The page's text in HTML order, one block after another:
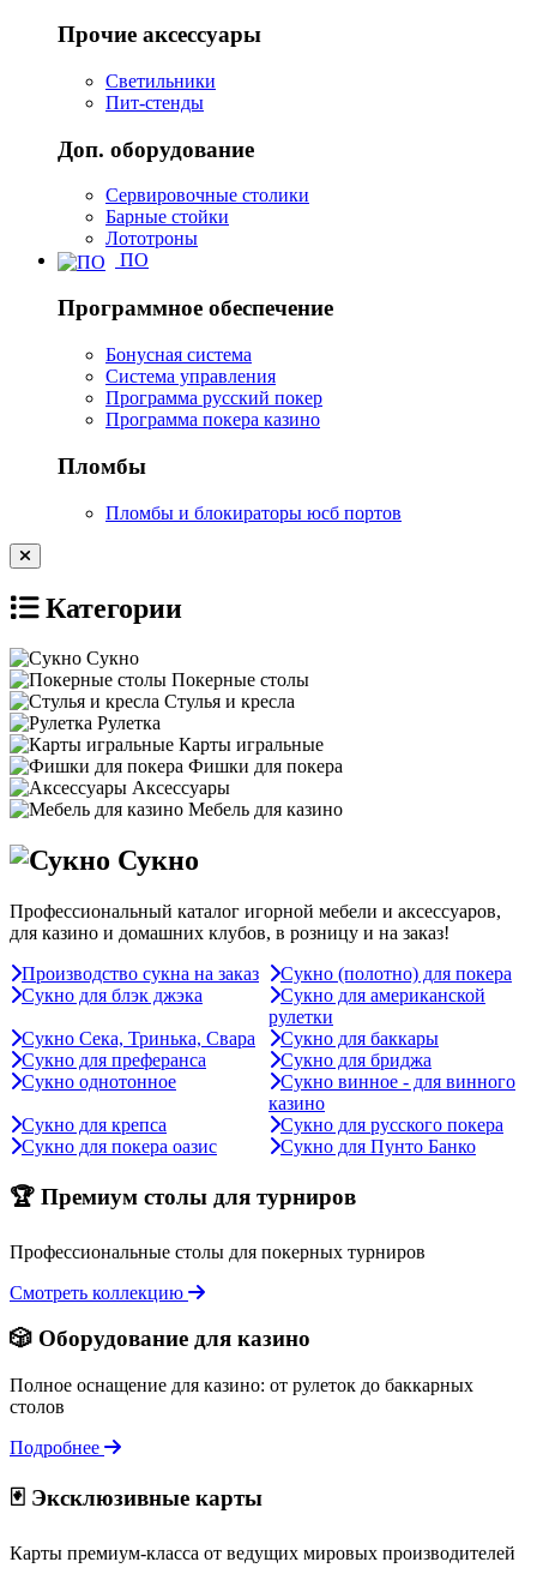
Прочие аксессуары
Светильники
Пит-стенды
Доп. оборудование
Сервировочные столики
Барные стойки
Лототроны
ПО
Программное обеспечение
Бонусная система
Система управления
Программа русский покер
Программа покера казино
Пломбы
Пломбы и блокираторы юсб портов
Категории
Сукно
Покерные столы
Стулья и кресла
Рулетка
Карты игральные
Фишки для покера
Аксессуары
Мебель для казино
Сукно
Профессиональный каталог игорной мебели и аксессуаров,
для казино и домашних клубов, в розницу и на заказ!
Производство сукна на заказ
Сукно (полотно) для покера
Сукно для блэк джэка
Сукно для американской
рулетки
Сукно Сека, Тринька, Свара
Сукно для баккары
Сукно для преферанса
Сукно для бриджа
Сукно однотонное
Сукно винное - для винного
казино
Сукно для крепса
Сукно для русского покера
Сукно для покера оазис
Сукно для Пунто Банко
🏆 Премиум столы для турниров
Профессиональные столы для покерных турниров
Смотреть коллекцию
🎲 Оборудование для казино
Полное оснащение для казино: от рулеток до баккарных
столов
Подробнее
🃏 Эксклюзивные карты
Карты премиум-класса от ведущих мировых производителей